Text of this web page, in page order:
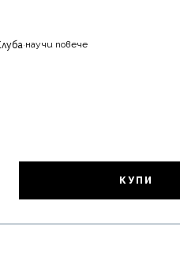
·научи повече
КУПИ